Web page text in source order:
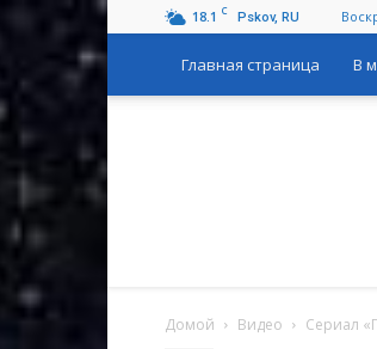
18.1 C Pskov, RU
Главная страница В
Домой Видео Сериал